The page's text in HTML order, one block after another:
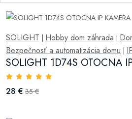
SOLIGHT | Hobby dom záhrada |
Bezpečnosť a automatizácia domu |
SOLIGHT 1D74S OTOCNA
28 € 35 €